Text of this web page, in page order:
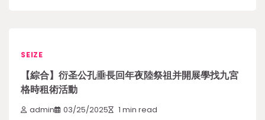
SEIZE
【綜合】衍圣公孔垂長回年夜陸祭祖并開展學找九宮
格時租術活動
admin 03/25/2025 1 min read